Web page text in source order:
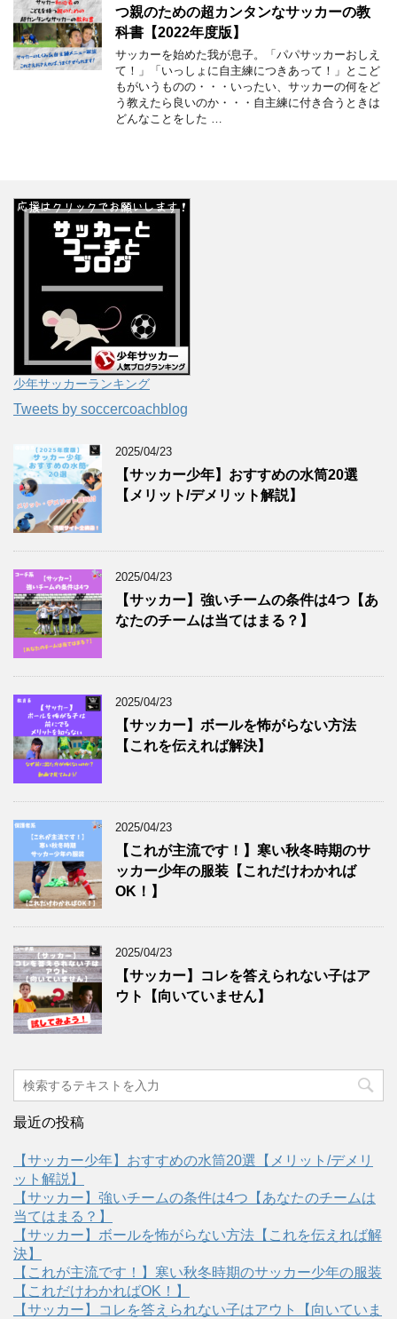
つ親のための超カンタンなサッカーの教
科書【2022年度版】
サッカーを始めた我が息子。「パパサッカーおしえ
て！」「いっしょに自主練につきあって！」とこど
もがいうものの・・・いったい、サッカーの何をど
う教えたら良いのか・・・自主練に付き合うときは
どんなことをした …
少年サッカーランキング
Tweets by soccercoachblog
2025/04/23
【サッカー少年】おすすめの水筒20選
【メリット/デメリット解説】
2025/04/23
【サッカー】強いチームの条件は4つ【あ
なたのチームは当てはまる？】
2025/04/23
【サッカー】ボールを怖がらない方法
【これを伝えれば解決】
2025/04/23
【これが主流です！】寒い秋冬時期のサ
ッカー少年の服装【これだけわかれば
OK！】
2025/04/23
【サッカー】コレを答えられない子はア
ウト【向いていません】
最近の投稿
【サッカー少年】おすすめの水筒20選【メリット/デメリ
ット解説】
【サッカー】強いチームの条件は4つ【あなたのチームは
当てはまる？】
【サッカー】ボールを怖がらない方法【これを伝えれば解
決】
【これが主流です！】寒い秋冬時期のサッカー少年の服装
【これだけわかればOK！】
【サッカー】コレを答えられない子はアウト【向いていま